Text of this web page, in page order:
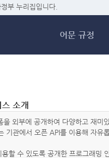
부 누리집입니다.
어문 규정
소개
외부에 공개하여 다양하고 재
기관에서 오픈 API를 이용해 자유
할 수 있도록 공개한 프로그래밍